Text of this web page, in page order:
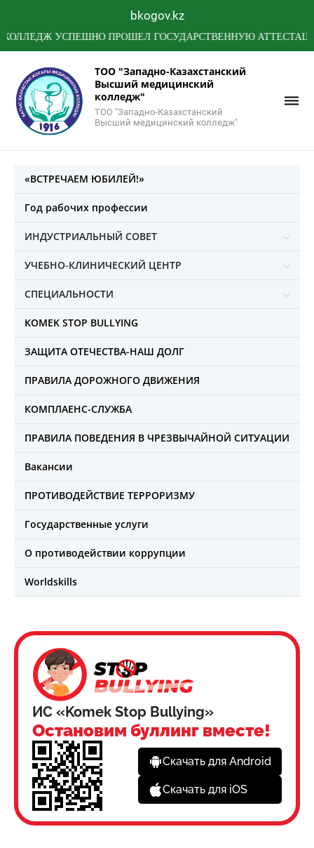
bkogov.kz
УСПЕШНО ПРОШЕЛ ГОСУДАРСТВЕННУЮ АТТЕСТАЦИЮ
ТОО "Западно-Казахстанский
Высший медицинский
колледж"
ТОО "Западно-Казахстанский
Высший медицинский колледж"
«ВСТРЕЧАЕМ ЮБИЛЕЙ!»
Год рабочих профессии
ИНДУСТРИАЛЬНЫЙ СОВЕТ
УЧЕБНО-КЛИНИЧЕСКИЙ ЦЕНТР
СПЕЦИАЛЬНОСТИ
KOMEK STOP BULLYING
ЗАЩИТА ОТЕЧЕСТВА-НАШ ДОЛГ
ПРАВИЛА ДОРОЖНОГО ДВИЖЕНИЯ
КОМПЛАЕНС-СЛУЖБА
ПРАВИЛА ПОВЕДЕНИЯ В ЧРЕЗВЫЧАЙНОЙ СИТУАЦИИ
Вакансии
ПРОТИВОДЕЙСТВИЕ ТЕРРОРИЗМУ
Государственные услуги
О противодействии коррупции
Worldskills
ИС «Komek Stop Bullying»
Остановим буллинг вместе!
Скачать для Android
Скачать для iOS